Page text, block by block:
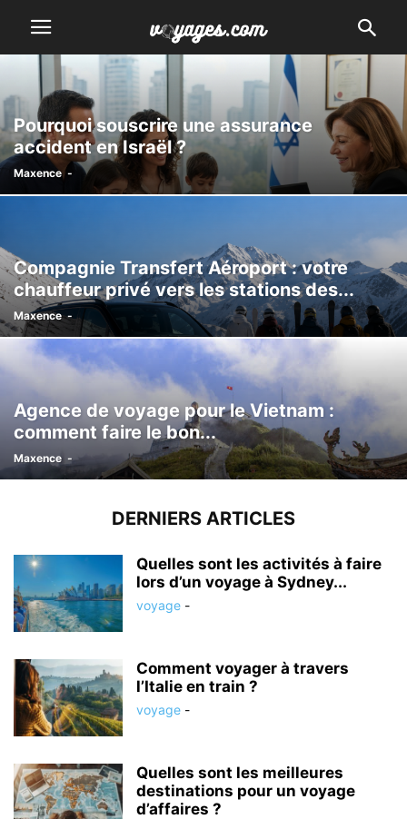
Pourquoi souscrire une assurance
accident en Israël ?
Maxence -
Compagnie Transfert Aéroport : votre
chauffeur privé vers les stations des...
Maxence -
Agence de voyage pour le Vietnam :
comment faire le bon...
Maxence -
DERNIERS ARTICLES
Quelles sont les activités à faire
lors d’un voyage à Sydney...
voyage -
Comment voyager à travers
l’Italie en train ?
voyage -
Quelles sont les meilleures
destinations pour un voyage
d’affaires ?